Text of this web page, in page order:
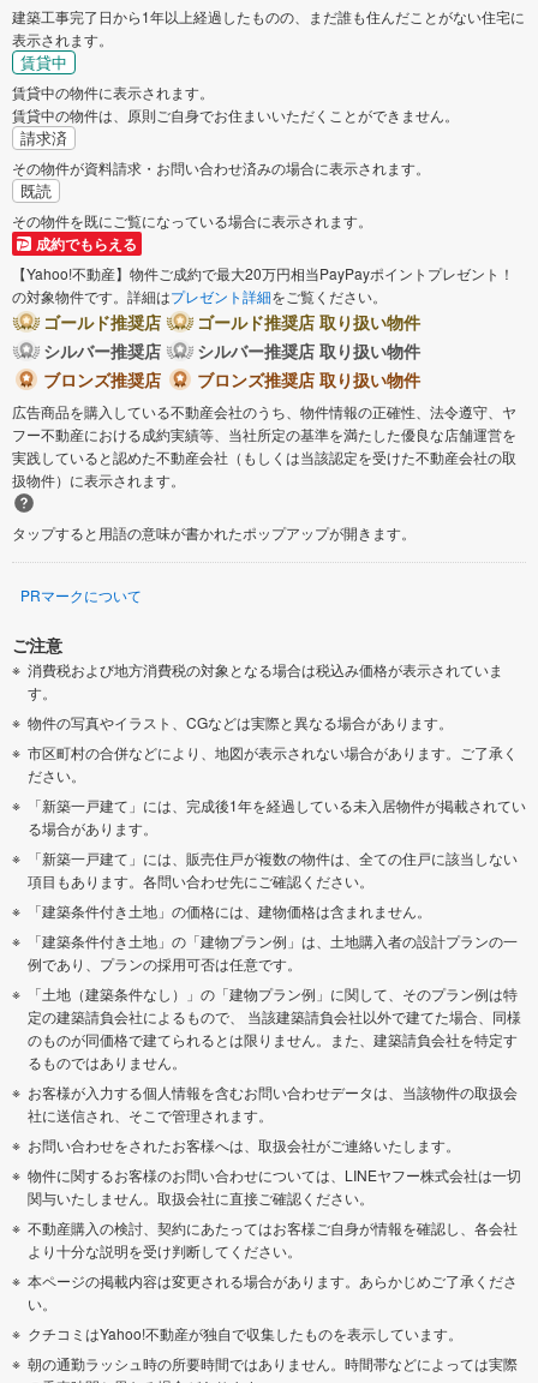
建築工事完了日から1年以上経過したものの、まだ誰も住んだことがない住宅に
表示されます。
賃貸中
賃貸中の物件に表示されます。
賃貸中の物件は、原則ご自身でお住まいいただくことができません。
請求済
その物件が資料請求・お問い合わせ済みの場合に表示されます。
既読
その物件を既にご覧になっている場合に表示されます。
成約でもらえる
【Yahoo!不動産】物件ご成約で最大20万円相当PayPayポイントプレゼント！
の対象物件です。詳細はプレゼント詳細をご覧ください。
ゴールド推奨店
ゴールド推奨店 取り扱い物件
シルバー推奨店
シルバー推奨店 取り扱い物件
ブロンズ推奨店
ブロンズ推奨店 取り扱い物件
広告商品を購入している不動産会社のうち、物件情報の正確性、法令遵守、ヤ
フー不動産における成約実績等、当社所定の基準を満たした優良な店舗運営を
実践していると認めた不動産会社（もしくは当該認定を受けた不動産会社の取
扱物件）に表示されます。
タップすると用語の意味が書かれたポップアップが開きます。
PRマークについて
ご注意
消費税および地方消費税の対象となる場合は税込み価格が表示されていま
す。
物件の写真やイラスト、CGなどは実際と異なる場合があります。
市区町村の合併などにより、地図が表示されない場合があります。ご了承く
ださい。
「新築一戸建て」には、完成後1年を経過している未入居物件が掲載されてい
る場合があります。
「新築一戸建て」には、販売住戸が複数の物件は、全ての住戸に該当しない
項目もあります。各問い合わせ先にご確認ください。
「建築条件付き土地」の価格には、建物価格は含まれません。
「建築条件付き土地」の「建物プラン例」は、土地購入者の設計プランの一
例であり、プランの採用可否は任意です。
「土地（建築条件なし）」の「建物プラン例」に関して、そのプラン例は特
定の建築請負会社によるもので、 当該建築請負会社以外で建てた場合、同様
のものが同価格で建てられるとは限りません。また、建築請負会社を特定す
るものではありません。
お客様が入力する個人情報を含むお問い合わせデータは、当該物件の取扱会
社に送信され、そこで管理されます。
お問い合わせをされたお客様へは、取扱会社がご連絡いたします。
物件に関するお客様のお問い合わせについては、LINEヤフー株式会社は一切
関与いたしません。取扱会社に直接ご確認ください。
不動産購入の検討、契約にあたってはお客様ご自身が情報を確認し、各会社
より十分な説明を受け判断してください。
本ページの掲載内容は変更される場合があります。あらかじめご了承くださ
い。
クチコミはYahoo!不動産が独自で収集したものを表示しています。
朝の通勤ラッシュ時の所要時間ではありません。時間帯などによっては実際